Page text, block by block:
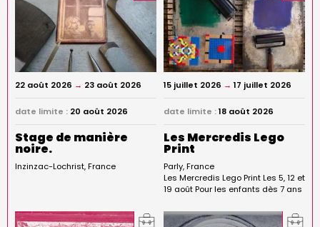
22 août 2026 → 23 août 2026
date limite : 20 août 2026
Stage de manière
noire.
Inzinzac-Lochrist France
15 juillet 2026 → 17 juillet 2026
date limite :18 août 2026
Les Mercredis Lego
Print
Parly France
Les Mercredis Lego Print Les 5, 12 et
19 août Pour les enfants dès 7 ans